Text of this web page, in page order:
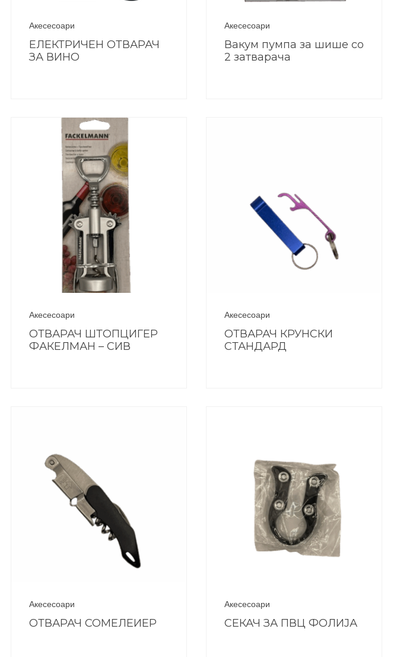
Акесесоари
ЕЛЕКТРИЧЕН ОТВАРАЧ
ЗА ВИНО
Акесесоари
Вакум пумпа за шише со
2 затварача
Акесесоари
ОТВАРАЧ ШТОПЦИГЕР
ФАКЕЛМАН – СИВ
Акесесоари
ОТВАРАЧ КРУНСКИ
СТАНДАРД
Акесесоари
ОТВАРАЧ СОМЕЛЕИЕР
Акесесоари
СЕКАЧ ЗА ПВЦ ФОЛИЈА